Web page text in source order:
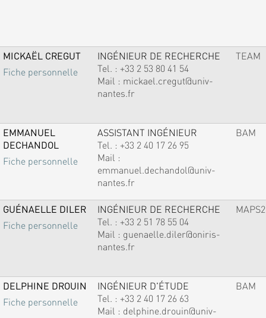
MICKAËL CREGUT
Fiche personnelle
INGÉNIEUR DE RECHERCHE
Tel. : +33 2 53 80 41 54
Mail : mickael.cregut@univ-
nantes.fr
TEAM
EMMANUEL
DECHANDOL
Fiche personnelle
ASSISTANT INGÉNIEUR
Tel. : +33 2 40 17 26 95
Mail :
emmanuel.dechandol@univ-
nantes.fr
BAM
GUÉNAELLE DILER
Fiche personnelle
INGÉNIEUR DE RECHERCHE
Tel. : +33 2 51 78 55 04
Mail : guenaelle.diler@oniris-
nantes.fr
MAPS2
DELPHINE DROUIN
Fiche personnelle
INGÉNIEUR D'ÉTUDE
Tel. : +33 2 40 17 26 63
Mail : delphine.drouin@univ-
BAM